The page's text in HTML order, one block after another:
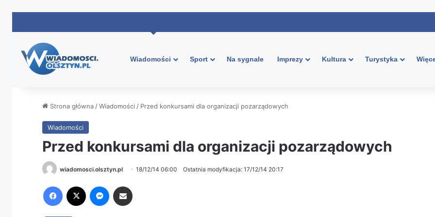
Wiadomości Sport Na sygnale Imprezy Kultura Turystyka
Strona główna /Wiadomości / Przed konkursami dla organizacji pozarządowych
Wiadomości
Przed konkursami dla organizacji pozarządowych
wiadomosci.olsztyn.pl 18/12/14 06:00 Ostatnia modyfikacja: 17/12/14 20:17